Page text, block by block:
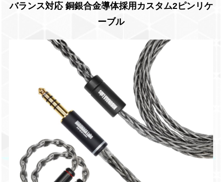
バランス対応 銅銀合金導体採用カスタム2ピンリケ
ーブル